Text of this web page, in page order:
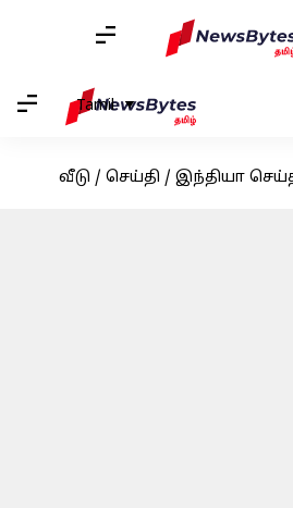
Tamil
வீடு / செய்தி / இந்தியா